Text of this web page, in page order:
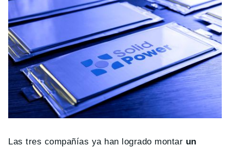
Las tres compañías ya han logrado montar un